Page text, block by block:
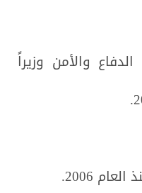
والأمن وزيراً
2006.